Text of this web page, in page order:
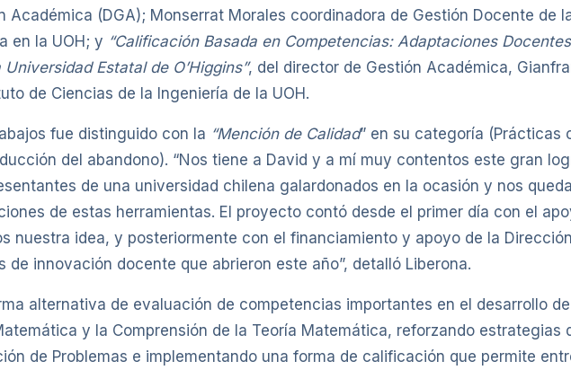
Académica (DGA); Monserrat Morales coordinadora de Gestión Docente de
en la UOH; y “Calificación Basada en Competencias: Adaptaciones
Estatal de O’Higgins”, del director de Gestión Académica,
de Ciencias de la Ingeniería de la UOH.
fue distinguido con la “Mención de Calidad” en su categoría (Prácticas
del abandono). “Nos tiene a David y a mí muy contentos este gran
de una universidad chilena galardonados en la ocasión y nos
de estas herramientas. El proyecto contó desde el primer día con el
nuestra idea, y posteriormente con el financiamiento y apoyo de la
de innovación docente que abrieron este año”, detalló Liberona.
alternativa de evaluación de competencias importantes en el desarrollo
y la Comprensión de la Teoría Matemática, reforzando estrategias
de Problemas e implementando una forma de calificación que permite